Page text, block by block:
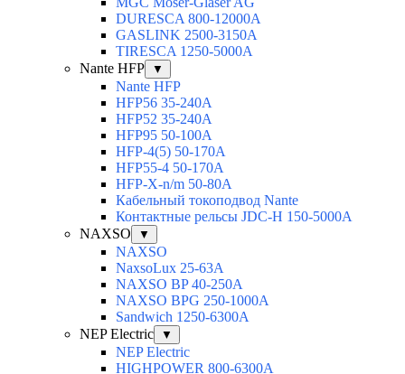
DURESCA 800-12000А
GASLINK 2500-3150А
TIRESCA 1250-5000А
Nante HFP
▼
Nante HFP
HFP56 35-240A
HFP52 35-240A
HFP95 50-100A
HFP-4(5) 50-170A
HFP55-4 50-170А
HFP-X-n/m 50-80A
Кабельный токоподвод Nante
Контактные рельсы JDC-H 150-5000A
NAXSO
▼
NAXSO
NaxsoLux 25-63A
NAXSO BP 40-250A
NAXSO BPG 250-1000A
Sandwich 1250-6300A
NEP Electric
▼
NEP Electric
HIGHPOWER 800-6300А